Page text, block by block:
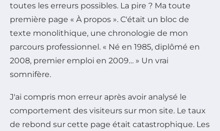
toutes les erreurs possibles. La pire ? Ma toute
première page « À propos ». C'était un bloc de
texte monolithique, une chronologie de mon
parcours professionnel. « Né en 1985, diplômé en
2008, premier emploi en 2009… » Un vrai
somnifère.
J'ai compris mon erreur après avoir analysé le
comportement des visiteurs sur mon site. Le taux
de rebond sur cette page était catastrophique. Les